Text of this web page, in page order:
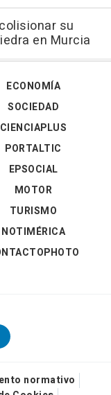
su
en Murcia
ECONOMÍA
SOCIEDAD
CIENCIAPLUS
PORTALTIC
EPSOCIAL
MOTOR
TURISMO
NOTIMÉRICA
normativo